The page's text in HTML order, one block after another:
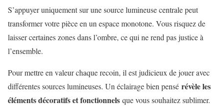
S’appuyer uniquement sur une source lumineuse centrale peut
transformer votre pièce en un espace monotone. Vous risquez de
laisser certaines zones dans l’ombre, ce qui ne rend pas justice à
l’ensemble.
Pour mettre en valeur chaque recoin, il est judicieux de jouer avec
différentes sources lumineuses. Un éclairage bien pensé révèle les
éléments décoratifs et fonctionnels que vous souhaitez sublimer.